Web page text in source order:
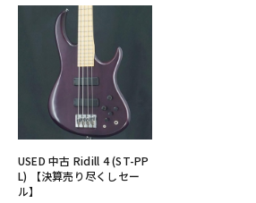
USED 中古 Ridill 4 (ST-PP
L) 【決算売り尽くしセー
ル】